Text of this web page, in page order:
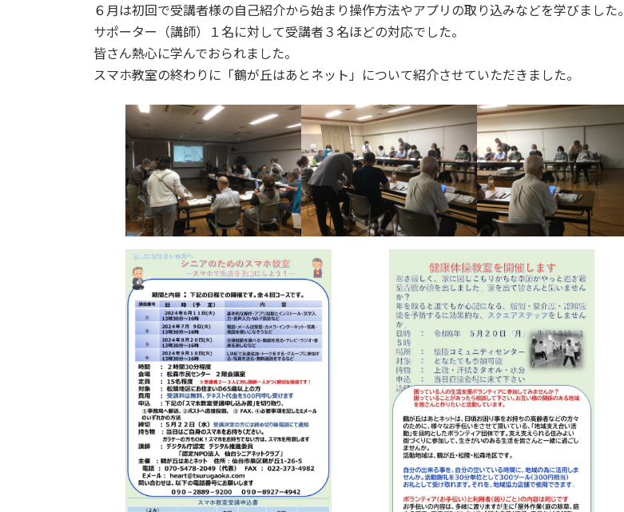
６月は初回で受講者様の自己紹介から始まり操作方法やアプリの取り込みなどを学びました。
サポーター（講師）１名に対して受講者３名ほどの対応でした。
皆さん熱心に学んでおられました。
スマホ教室の終わりに「鶴が丘はあとネット」について紹介させていただきました。